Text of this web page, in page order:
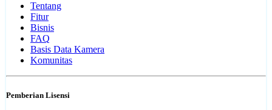
Tentang
Fitur
Bisnis
FAQ
Basis Data Kamera
Komunitas
Pemberian Lisensi